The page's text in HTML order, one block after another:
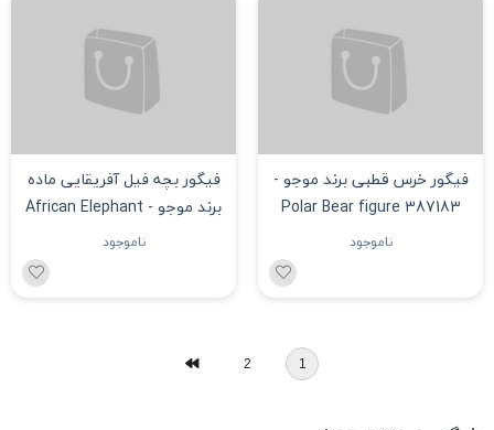
فیگور خرس قطبی برند موجو -
فیگور بچه فیل آفریقایی ماده